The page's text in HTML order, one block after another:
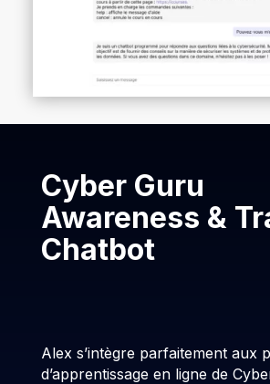
Cyber Guru
Awareness &
Chatbot
Alex s’intègre parfaitement aux
d’apprentissage en ligne de